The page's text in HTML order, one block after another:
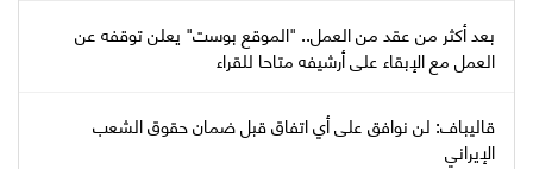
بعد أكثر من عقد من العمل.. "الموقع بوست" يعلن توقفه عن
العمل مع الإبقاء على أرشيفه متاحا للقراء
قاليباف: لن نوافق على أي اتفاق قبل ضمان حقوق الشعب
الإيراني